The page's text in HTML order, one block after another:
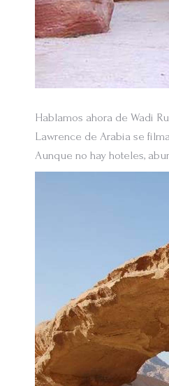
Hablamos ahora de Wadi
Lawrence de Arabia se
Aunque no hay hoteles,